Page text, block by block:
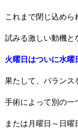
これまで閉じ込め
試みる激しい動機と
火曜日はついに水曜
果たして、バランス
手術によって別の一
または月曜日～日